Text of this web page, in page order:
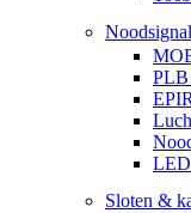
PLB
Sloten &